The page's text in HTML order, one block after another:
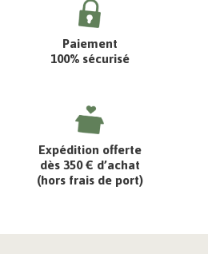
Paiement
100% sécurisé
Expédition offerte
dès 350 € d’achat
(hors frais de port)